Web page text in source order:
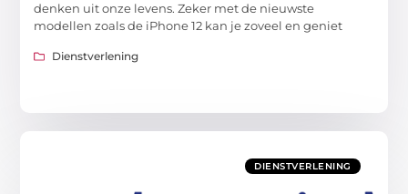
denken uit onze levens. Zeker met de nieuwste
modellen zoals de iPhone 12 kan je zoveel en geniet
Dienstverlening
DIENSTVERLENING